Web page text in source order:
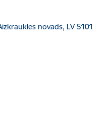
novads, LV 5101